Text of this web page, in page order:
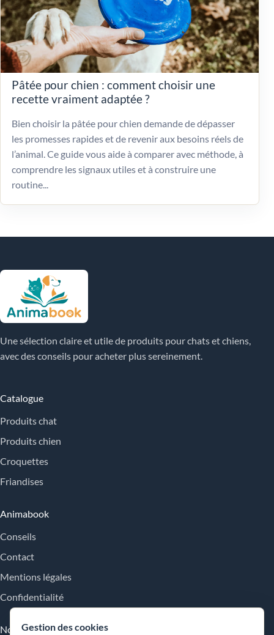
Pâtée pour chien : comment choisir une
recette vraiment adaptée ?
Bien choisir la pâtée pour chien demande de dépasser
les promesses rapides et de revenir aux besoins réels de
l’animal. Ce guide vous aide à comparer avec méthode, à
comprendre les signaux utiles et à construire une
routine...
Une sélection claire et utile de produits pour chats et chiens,
avec des conseils pour acheter plus sereinement.
Catalogue
Produits chat
Produits chien
Croquettes
Friandises
Animabook
Conseils
Contact
Mentions légales
Confidentialité
Nos engagements
Gestion des cookies